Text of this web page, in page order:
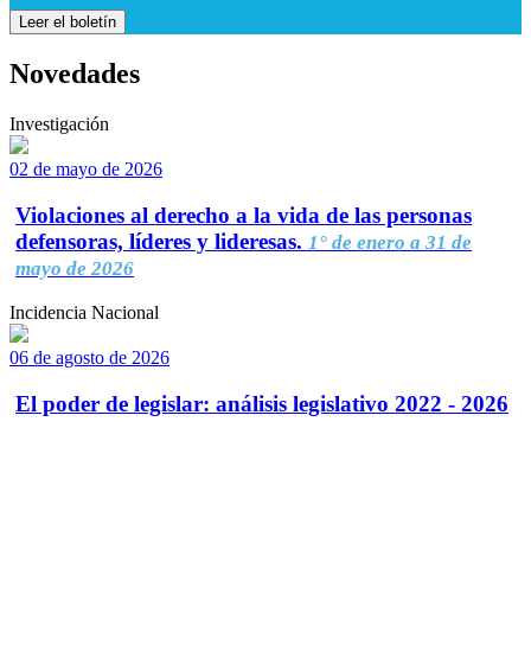
Leer el boletín
Novedades
Investigación
02 de mayo de 2026
Violaciones al derecho a la vida de las personas
defensoras, líderes y lideresas. 1° de enero a 31 de
mayo de 2026
Incidencia Nacional
06 de agosto de 2026
El poder de legislar: análisis legislativo 2022 - 2026